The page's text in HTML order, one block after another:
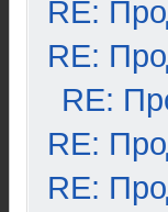
RE:
RE:
RE:
RE:
RE: